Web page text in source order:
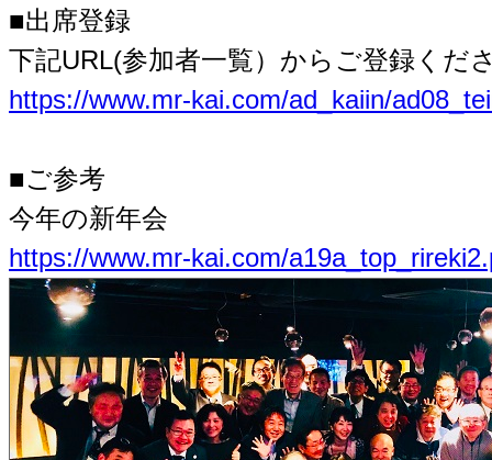
■出席登録
下記URL(参加者一覧）からご登録くださ
https://www.mr-kai.com/ad_kaiin/
■ご参考
今年の新年会
https://www.mr-kai.com/